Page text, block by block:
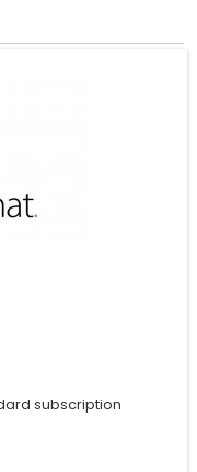
subscription